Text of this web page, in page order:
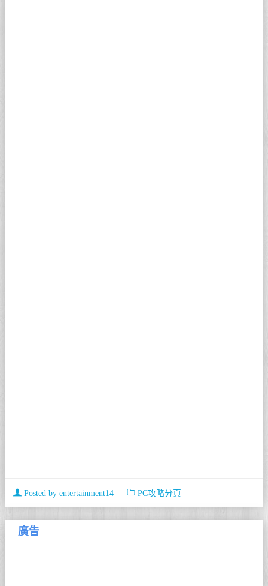
Posted by entertainment14 PC攻略分頁
廣告